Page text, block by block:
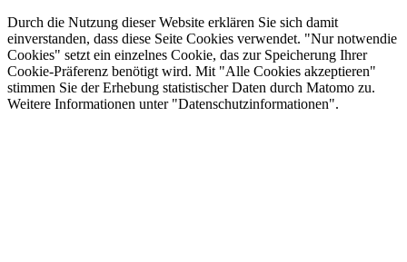
Durch die Nutzung dieser Website erklären Sie sich damit
einverstanden, dass diese Seite Cookies verwendet. "Nur notwendie
Cookies" setzt ein einzelnes Cookie, das zur Speicherung Ihrer
Cookie-Präferenz benötigt wird. Mit "Alle Cookies akzeptieren"
stimmen Sie der Erhebung statistischer Daten durch Matomo zu.
Weitere Informationen unter "Datenschutzinformationen".